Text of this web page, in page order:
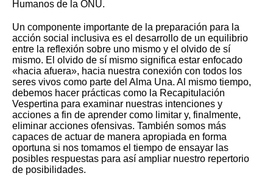
Humanos de la ONU.
Un componente importante de la preparación para la
acción social inclusiva es el desarrollo de un equilibrio
entre la reflexión sobre uno mismo y el olvido de sí
mismo. El olvido de sí mismo significa estar enfocado
«hacia afuera», hacia nuestra conexión con todos los
seres vivos como parte del Alma Una. Al mismo tiempo,
debemos hacer prácticas como la Recapitulación
Vespertina para examinar nuestras intenciones y
acciones a fin de aprender como limitar y, finalmente,
eliminar acciones ofensivas. También somos más
capaces de actuar de manera apropiada en forma
oportuna si nos tomamos el tiempo de ensayar las
posibles respuestas para así ampliar nuestro repertorio
de posibilidades.